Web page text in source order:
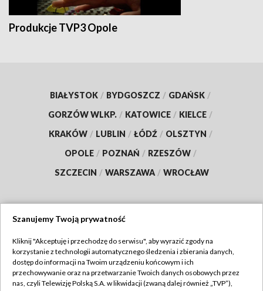
Produkcje TVP3 Opole
BIAŁYSTOK / BYDGOSZCZ / GDAŃSK /
GORZÓW WLKP. / KATOWICE / KIELCE /
KRAKÓW / LUBLIN / ŁÓDŹ / OLSZTYN /
OPOLE / POZNAŃ / RZESZÓW /
SZCZECIN / WARSZAWA / WROCŁAW
TVP
Abonament TVP
Regulamin TVP
Szanujemy Twoją prywatność
Kliknij "Akceptuję i przechodzę do serwisu", aby wyrazić zgody na
korzystanie z technologii automatycznego śledzenia i zbierania danych,
dostęp do informacji na Twoim urządzeniu końcowym i ich
przechowywanie oraz na przetwarzanie Twoich danych osobowych przez
nas, czyli Telewizję Polską S.A. w likwidacji (zwaną dalej również „TVP”),